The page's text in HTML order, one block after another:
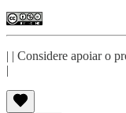
| | Considere apoiar o
|